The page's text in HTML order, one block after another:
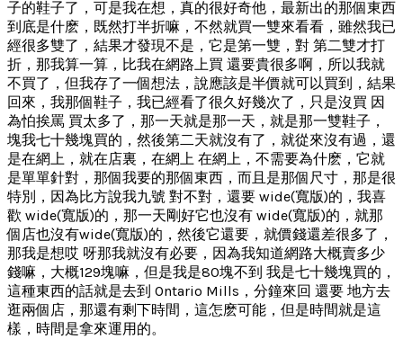
子的鞋子了，可是我在想，真的很好奇他，最新出的那個東西
到底是什麽，既然打半折嘛，不然就買一雙來看看，雖然我已
經很多雙了，結果才發現不是，它是第一雙，對 第二雙才打
折，那我算一算，比我在網路上買 還要貴很多啊，所以我就
不買了，但我存了一個想法，說應該是半價就可以買到，結果
回來，我那個鞋子，我已經看了很久好幾次了，只是沒買 因
為怕挨罵 買太多了，那一天就是那一天，就是那一雙鞋子，
塊我七十幾塊買的，然後第二天就沒有了，就從來沒有過，還
是在網上，就在店裏，在網上 在網上，不需要為什麽，它就
是單單針對，那個我要的那個東西，而且是那個尺寸，那是很
特別，因為比方說我九號 對不對，還要 wide(寬版)的，我喜
歡 wide(寬版)的，那一天剛好它也沒有 wide(寬版)的，就那
個店也沒有wide(寬版)的，然後它還要，就價錢還差很多了，
那我是想哎 呀那我就沒有必要，因為我知道網路大概賣多少
錢嘛，大概129塊嘛，但是我是80塊不到 我是七十幾塊買的，
這種東西的話就是去到 Ontario Mills，分鐘來回 還要 地方去
逛兩個店，那還有剩下時間，這怎麽可能，但是時間就是這
樣，時間是拿來運用的。